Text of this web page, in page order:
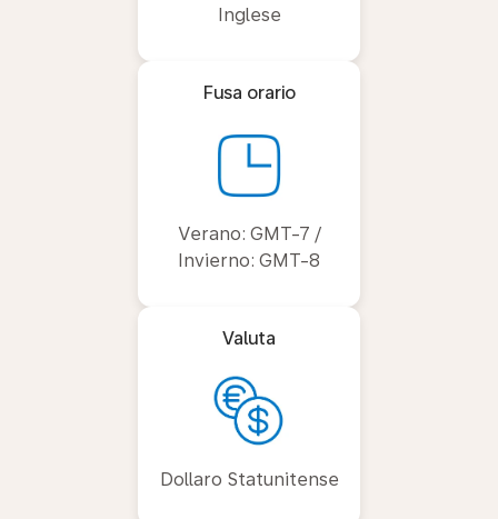
Inglese
Fusa orario
Verano: GMT-7 /
Invierno: GMT-8
Valuta
Dollaro Statunitense